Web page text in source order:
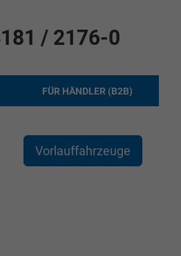
/ 2176-0
FÜR HÄNDLER (B2B)
Vorlauffahrzeuge